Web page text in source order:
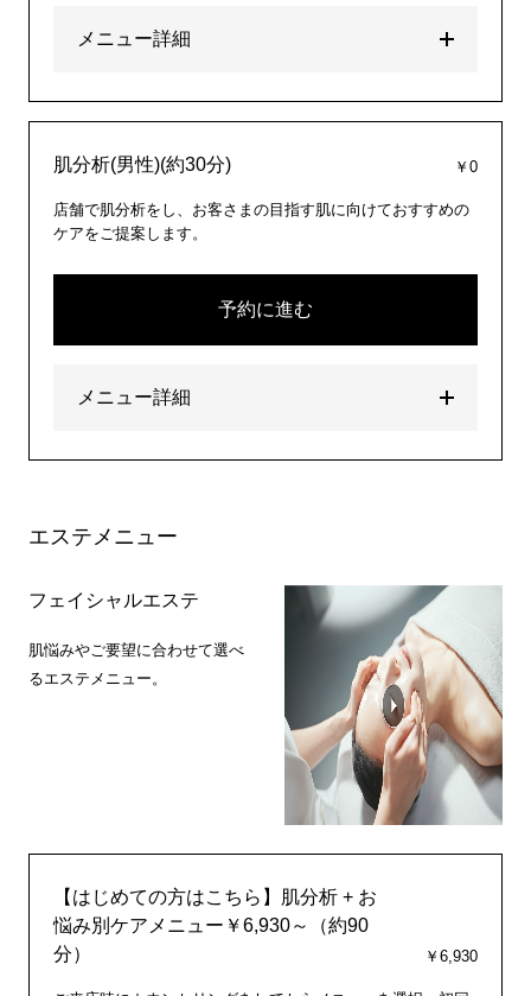
メニュー詳細
肌分析(男性)(約30分) ￥0
店舗で肌分析をし、お客さまの目指す肌に向けておすすめの
ケアをご提案します。
予約に進む
メニュー詳細
エステメニュー
フェイシャルエステ
肌悩みやご要望に合わせて選べ
るエステメニュー。
【はじめての方はこちら】肌分析 + お
悩み別ケアメニュー￥6,930～（約90
分）
￥6,930